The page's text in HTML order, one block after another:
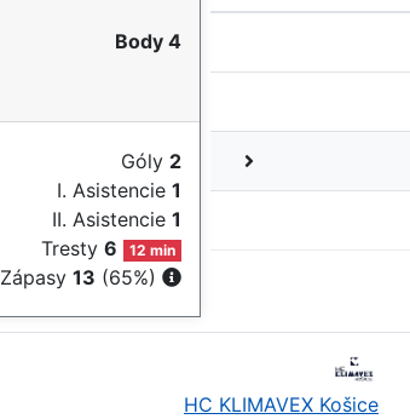
Body 4
Góly 2
I. Asistencie 1
II. Asistencie 1
Tresty6 12 min
Zápasy 13 (65%)
HC KLIMAVEX Košice